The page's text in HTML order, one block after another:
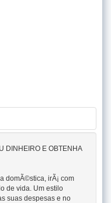
DINHEIRO E OBTENHA
domÃ©stica, irÃ¡ com
de vida. Um estilo
suas despesas e no